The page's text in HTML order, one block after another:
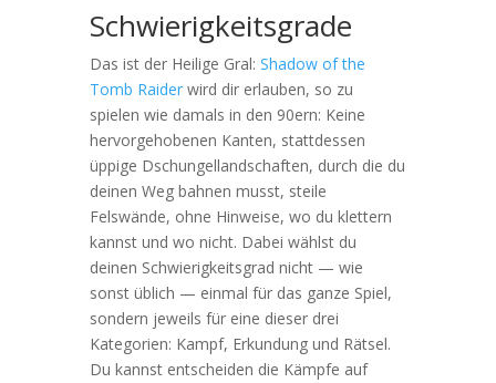
Schwierigkeitsgrade
Das ist der Heilige Gral: Shadow of the
Tomb Raiderwird dir erlauben, so zu
spielen wie damals in den 90ern: Keine
hervorgehobenen Kanten, stattdessen
üppige Dschungellandschaften, durch die du
deinen Weg bahnen musst, steile
Felswände, ohne Hinweise, wo du klettern
kannst und wo nicht. Dabei wählst du
deinen Schwierigkeitsgrad nicht — wie
sonst üblich — einmal für das ganze Spiel,
sondern jeweils für eine dieser drei
Kategorien: Kampf, Erkundung und Rätsel.
Du kannst entscheiden die Kämpfe auf